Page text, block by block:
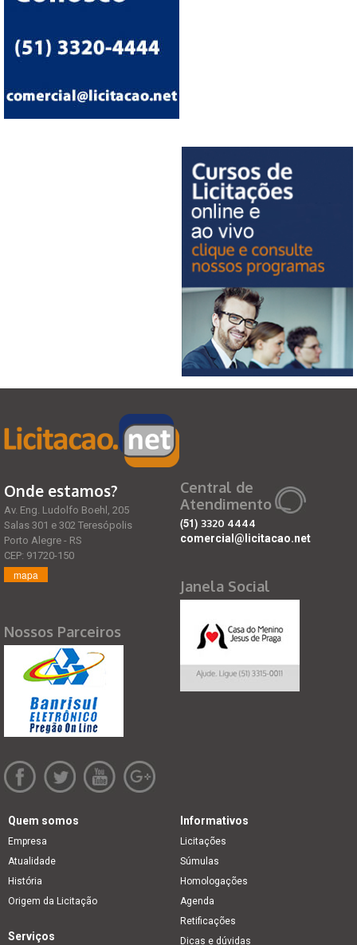
Onde estamos?
Av. Eng. Ludolfo Boehl, 205
Salas 301 e 302 Teresópolis
Porto Alegre - RS
CEP: 91720-150
mapa
Nossos Parceiros
Central de
Atendimento
(51) 3320 4444
comercial@licitacao.net
Janela Social
Quem somos
Empresa
Atualidade
História
Origem da Licitação
Informativos
Licitações
Súmulas
Homologações
Agenda
Retificações
Dicas e dúvidas
Serviços